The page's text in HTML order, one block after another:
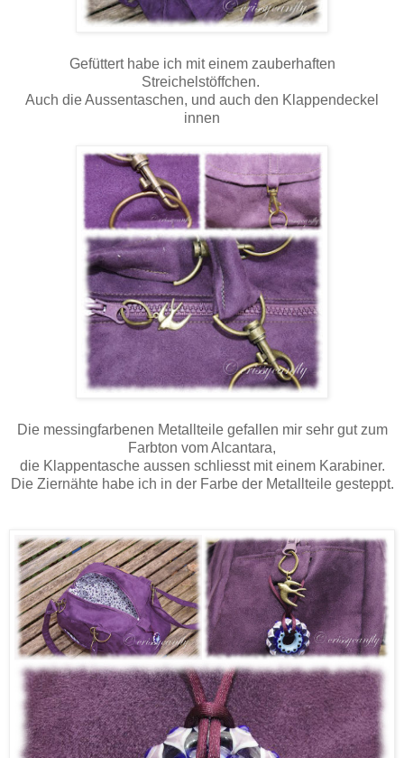
Gefüttert habe ich mit einem zauberhaften
Streichelstöffchen.
Auch die Aussentaschen, und auch den Klappendeckel
innen
Die messingfarbenen Metallteile gefallen mir sehr gut zum
Farbton vom Alcantara,
die Klappentasche aussen schliesst mit einem Karabiner.
Die Ziernähte habe ich in der Farbe der Metallteile gesteppt.